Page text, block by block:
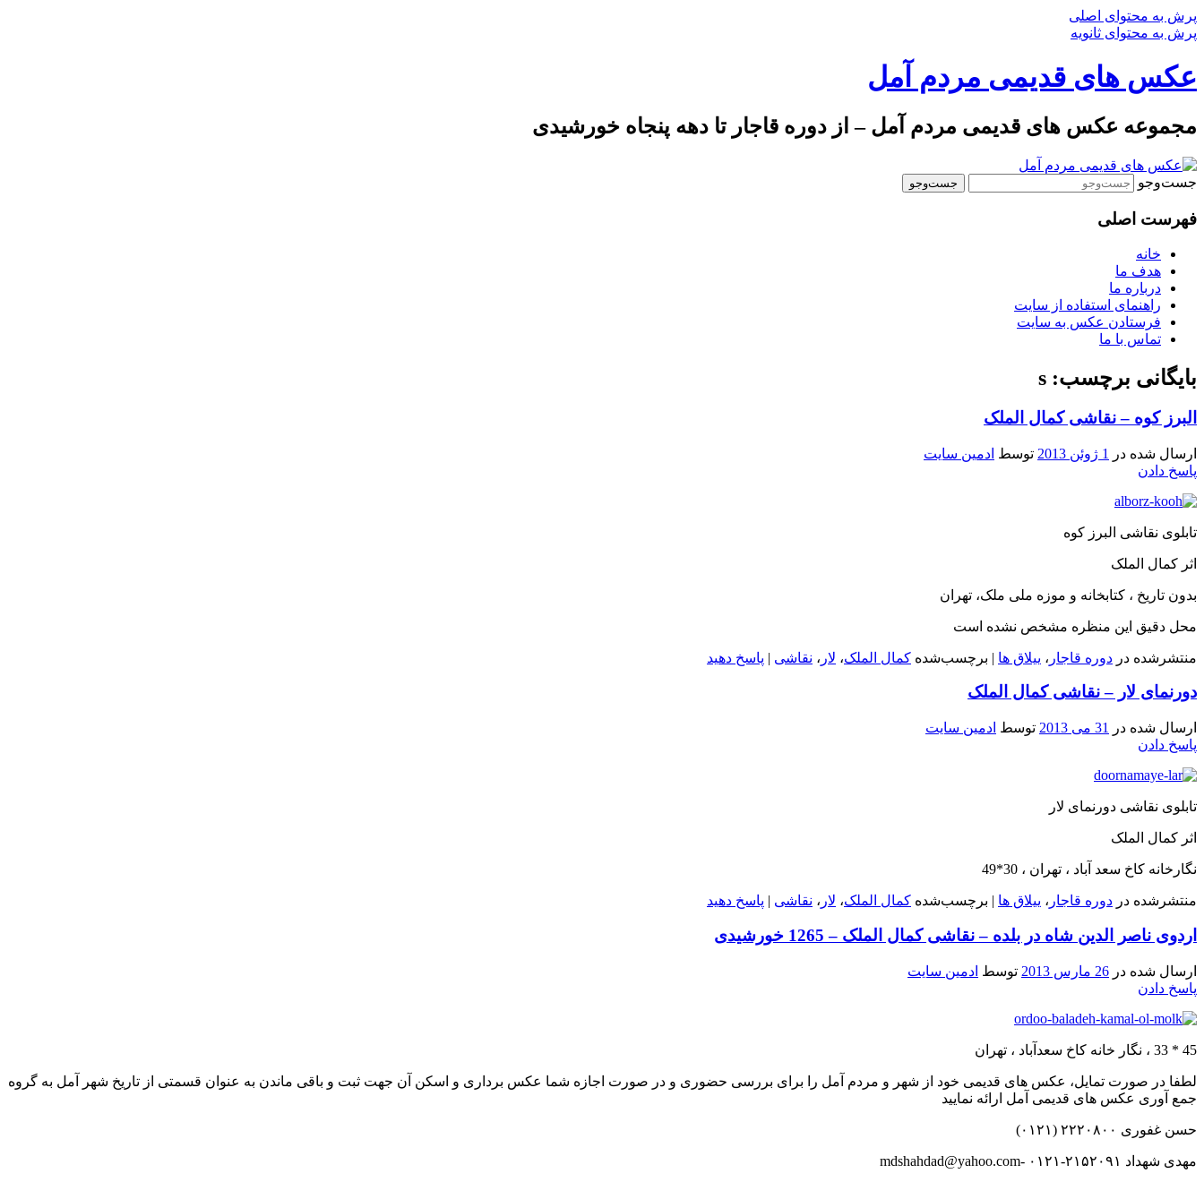
پرش به محتوای اصلی
پرش به محتوای ثانویه
عکس های قدیمی مردم آمل
مجموعه عکس های قدیمی مردم آمل – از دوره قاجار تا دهه پنجاه خورشیدی
جست‌وجو
فهرست اصلی
خانه
هدف ما
درباره ما
راهنمای استفاده از سایت
فرستادن عکس به سایت
تماس با ما
بایگانی برچسب: s
البرز کوه – نقاشی کمال الملک
ارسال شده در 1 ژوئن 2013 توسط ادمین سایت
پاسخ دادن
تابلوی نقاشی البرز کوه
اثر کمال الملک
بدون تاریخ ، کتابخانه و موزه ملی ملک، تهران
محل دقیق این منظره مشخص نشده است
منتشرشده در دوره قاجار ، ییلاق ها | برچسب‌شده کمال الملک، لار ، نقاشی | پاسخ دهید
دورنمای لار – نقاشی کمال الملک
ارسال شده در 31 می 2013 توسط ادمین سایت
پاسخ دادن
تابلوی نقاشی دورنمای لار
اثر کمال الملک
نگارخانه کاخ سعد آباد ، تهران ، 30*49
منتشرشده در دوره قاجار ، ییلاق ها | برچسب‌شده کمال الملک، لار ، نقاشی | پاسخ دهید
اردوی ناصر الدین شاه در بلده – نقاشی کمال الملک – 1265 خورشیدی
ارسال شده در 26 مارس 2013 توسط ادمین سایت
پاسخ دادن
45 * 33 ، نگار خانه کاخ سعدآباد ، تهران
لطفا در صورت تمایل، عکس های قدیمی خود از شهر و مردم آمل را برای بررسی حضوری و در صورت اجازه شما عکس برداری و اسکن آن جهت ثبت و باقی ماندن به عنوان قسمتی از تاریخ شهر آمل به گروه
جمع آوری عکس های قدیمی آمل ارائه نمایید
حسن غفوری ۲۲۲۰۸۰۰ (۰۱۲۱)
مهدی شهداد ۲۱۵۲۰۹۱-۰۱۲۱ -mdshahdad@yahoo.com